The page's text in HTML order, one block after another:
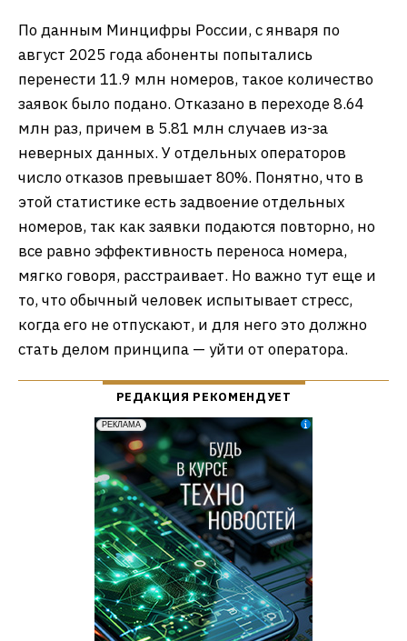
По данным Минцифры России, с января по
август 2025 года абоненты попытались
перенести 11.9 млн номеров, такое количество
заявок было подано. Отказано в переходе 8.64
млн раз, причем в 5.81 млн случаев из-за
неверных данных. У отдельных операторов
число отказов превышает 80%. Понятно, что в
этой статистике есть задвоение отдельных
номеров, так как заявки подаются повторно, но
все равно эффективность переноса номера,
мягко говоря, расстраивает. Но важно тут еще и
то, что обычный человек испытывает стресс,
когда его не отпускают, и для него это должно
стать делом принципа — уйти от оператора.